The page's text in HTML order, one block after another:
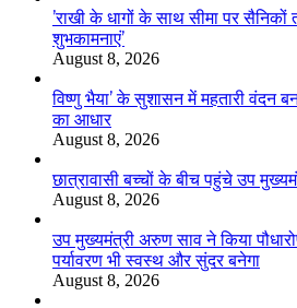
’राखी के धागों के साथ सीमा पर
शुभकामनाएं’
August 8, 2026
विष्णु भैया’ के सुशासन में महतारी वंदन
का आधार
August 8, 2026
छात्रावासी बच्चों के बीच पहुंचे उप
August 8, 2026
उप मुख्यमंत्री अरुण साव ने किया
पर्यावरण भी स्वस्थ और सुंदर बनेगा
August 8, 2026